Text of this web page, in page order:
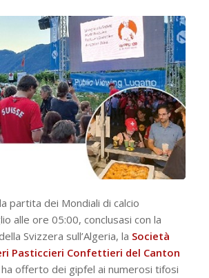
partita dei Mondiali di calcio
alle ore 05:00, conclusasi con la
Svizzera sull’Algeria, la Società
Pasticcieri Confettieri del Canton
ha offerto dei gipfel ai numerosi tifosi